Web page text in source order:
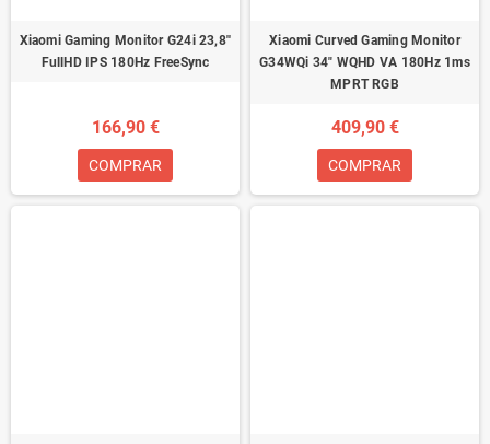
Xiaomi Gaming Monitor G24i 23,8''
FullHD IPS 180Hz FreeSync
166,90 €
COMPRAR
Xiaomi Curved Gaming Monitor
G34WQi 34" WQHD VA 180Hz 1ms
MPRT RGB
409,90 €
COMPRAR